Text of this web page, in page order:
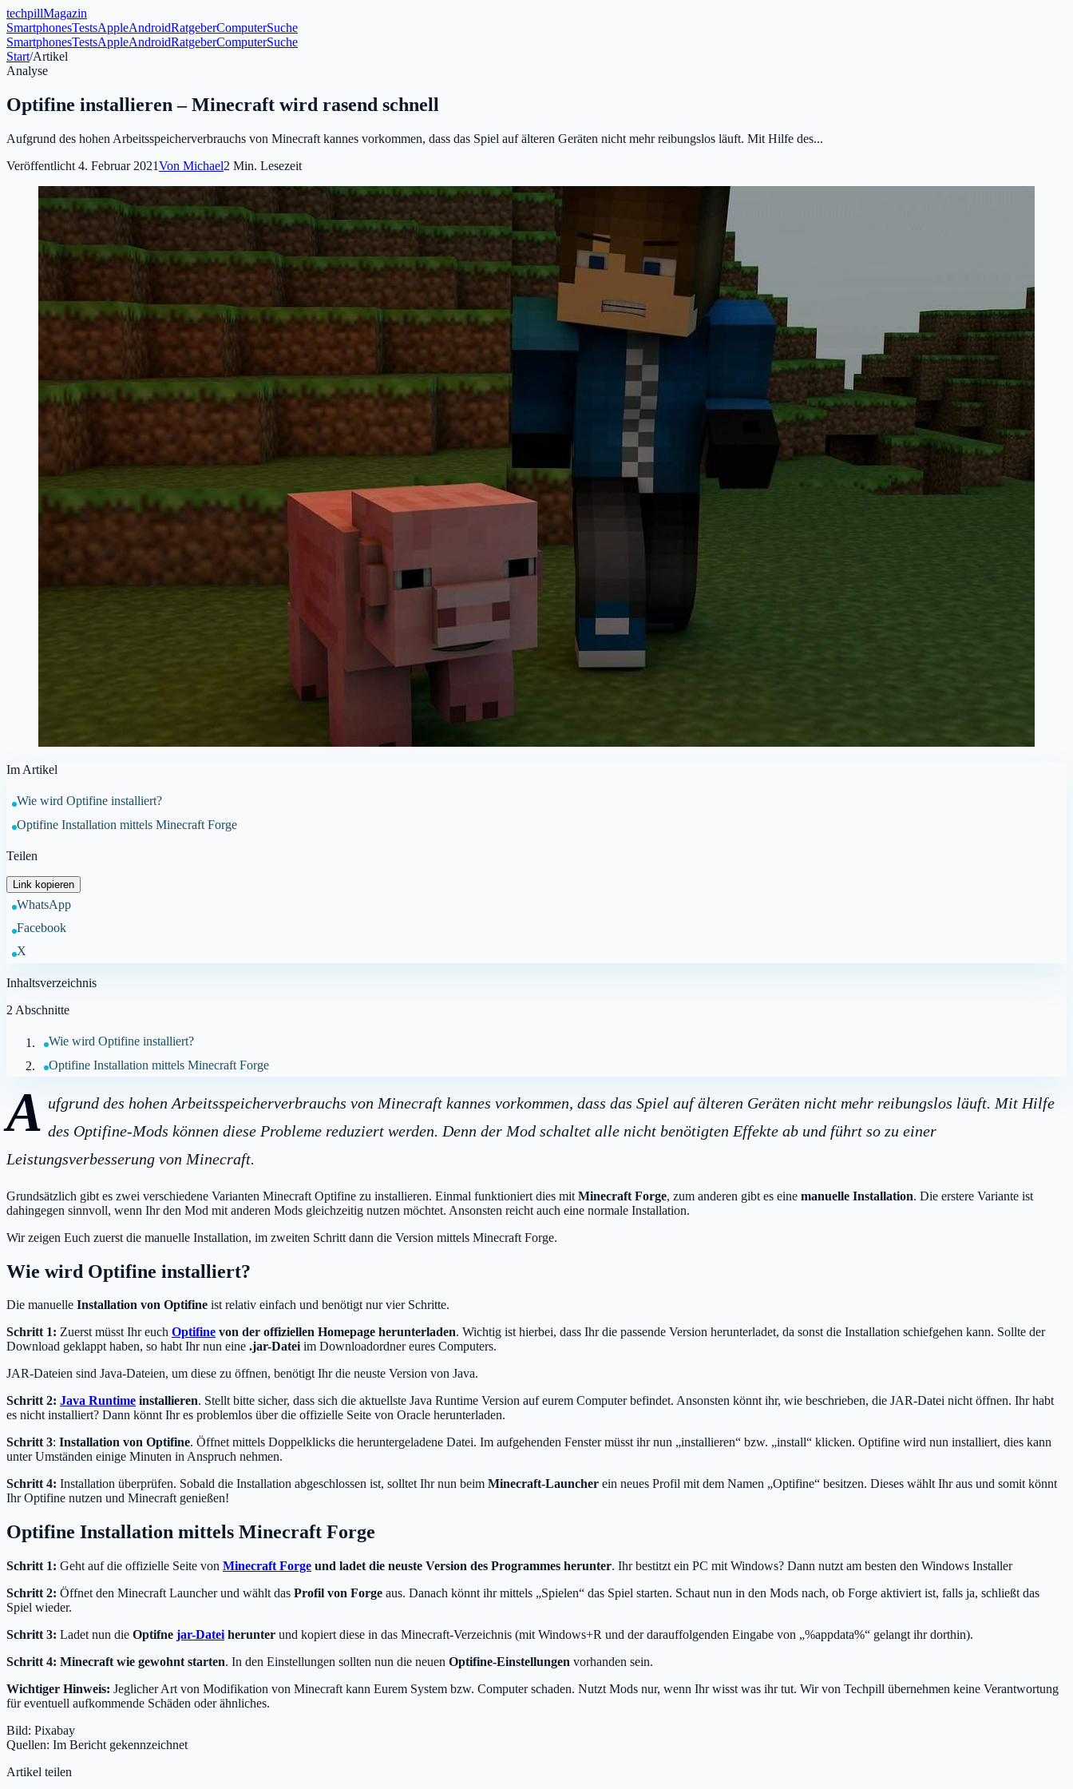
techpillMagazin
SmartphonesTestsAppleAndroidRatgeberComputerSuche
SmartphonesTestsAppleAndroidRatgeberComputerSuche
Start/Artikel
Analyse
Optifine installieren – Minecraft wird rasend schnell
Aufgrund des hohen Arbeitsspeicherverbrauchs von Minecraft kannes vorkommen, dass das Spiel auf älteren Geräten nicht mehr reibungslos läuft. Mit Hilfe des...
Veröffentlicht 4. Februar 2021Von Michael2 Min. Lesezeit
Im Artikel
Wie wird Optifine installiert?
Optifine Installation mittels Minecraft Forge
Teilen
Link kopieren
WhatsApp
Facebook
X
Inhaltsverzeichnis
2 Abschnitte
Wie wird Optifine installiert?
Optifine Installation mittels Minecraft Forge
A ufgrund des hohen Arbeitsspeicherverbrauchs von Minecraft kannes vorkommen, dass das Spiel auf älteren Geräten nicht mehr reibungslos läuft. Mit Hilfe
des Optifine-Mods können diese Probleme reduziert werden. Denn der Mod schaltet alle nicht benötigten Effekte ab und führt so zu einer
Leistungsverbesserung von Minecraft.
Grundsätzlich gibt es zwei verschiedene Varianten Minecraft Optifine zu installieren. Einmal funktioniert dies mit Minecraft Forge, zum anderen gibt es eine manuelle Installation. Die erstere Variante ist
dahingegen sinnvoll, wenn Ihr den Mod mit anderen Mods gleichzeitig nutzen möchtet. Ansonsten reicht auch eine normale Installation.
Wir zeigen Euch zuerst die manuelle Installation, im zweiten Schritt dann die Version mittels Minecraft Forge.
Wie wird Optifine installiert?
Die manuelle Installation von Optifine ist relativ einfach und benötigt nur vier Schritte.
Schritt 1: Zuerst müsst Ihr euch Optifine von der offiziellen Homepage herunterladen. Wichtig ist hierbei, dass Ihr die passende Version herunterladet, da sonst die Installation schiefgehen kann. Sollte der
Download geklappt haben, so habt Ihr nun eine .jar-Dateiim Downloadordner eures Computers.
JAR-Dateien sind Java-Dateien, um diese zu öffnen, benötigt Ihr die neuste Version von Java.
Schritt 2: Java Runtime installieren. Stellt bitte sicher, dass sich die aktuellste Java Runtime Version auf eurem Computer befindet. Ansonsten könnt ihr, wie beschrieben, die JAR-Datei nicht öffnen. Ihr habt
es nicht installiert? Dann könnt Ihr es problemlos über die offizielle Seite von Oracle herunterladen.
Schritt 3: Installation von Optifine. Öffnet mittels Doppelklicks die heruntergeladene Datei. Im aufgehenden Fenster müsst ihr nun „installieren“ bzw. „install“ klicken. Optifine wird nun installiert, dies kann
unter Umständen einige Minuten in Anspruch nehmen.
Schritt 4: Installation überprüfen. Sobald die Installation abgeschlossen ist, solltet Ihr nun beim Minecraft-Launcher ein neues Profil mit dem Namen „Optifine“ besitzen. Dieses wählt Ihr aus und somit könnt
Ihr Optifine nutzen und Minecraft genießen!
Optifine Installation mittels Minecraft Forge
Schritt 1: Geht auf die offizielle Seite von Minecraft Forge und ladet die neuste Version des Programmes herunter. Ihr bestitzt ein PC mit Windows? Dann nutzt am besten den Windows Installer
Schritt 2: Öffnet den Minecraft Launcher und wählt das Profil von Forge aus. Danach könnt ihr mittels „Spielen“ das Spiel starten. Schaut nun in den Mods nach, ob Forge aktiviert ist, falls ja, schließt das
Spiel wieder.
Schritt 3: Ladet nun die Optifne jar-Datei herunter und kopiert diese in das Minecraft-Verzeichnis (mit Windows+R und der darauffolgenden Eingabe von „%appdata%“ gelangt ihr dorthin).
Schritt 4: Minecraft wie gewohnt starten. In den Einstellungen sollten nun die neuen Optifine-Einstellungen vorhanden sein.
Wichtiger Hinweis: Jeglicher Art von Modifikation von Minecraft kann Eurem System bzw. Computer schaden. Nutzt Mods nur, wenn Ihr wisst was ihr tut. Wir von Techpill übernehmen keine Verantwortung
für eventuell aufkommende Schäden oder ähnliches.
Bild: Pixabay
Quellen: Im Bericht gekennzeichnet
Artikel teilen